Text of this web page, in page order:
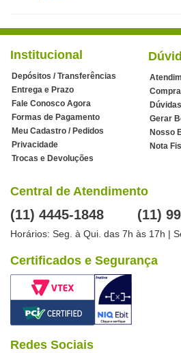
Institucional
Depósitos / Transferências
Entrega e Prazo
Fale Conosco Agora
Formas de Pagamento
Meu Cadastro / Pedidos
Privacidade
Trocas e Devoluções
Dúvidas
Gerar
Nosso
Nota
Central de Atendimento
(11) 4445-1848 (11)
Horários: Seg. à Qui. das 7h às 17h |
Certificados e Segurança
Redes Sociais